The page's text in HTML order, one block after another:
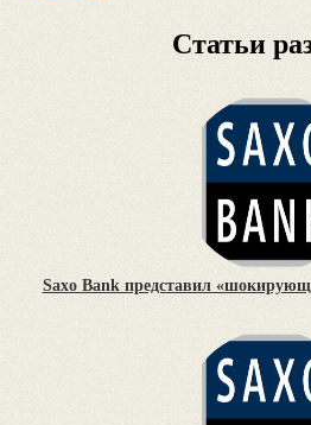
Статьи
Saxo Bank представил